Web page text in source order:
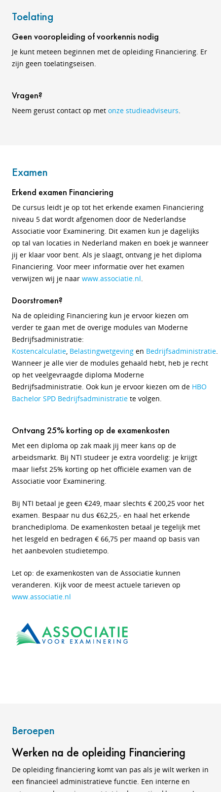
Toelating
Geen vooropleiding of voorkennis nodig
Je kunt meteen beginnen met de opleiding Financiering. Er
zijn geen toelatingseisen.
Vragen?
Neem gerust contact op met onze studieadviseurs.
Examen
Erkend examen Financiering
De cursus leidt je op tot het erkende examen Financiering
niveau 5 dat wordt afgenomen door de Nederlandse
Associatie voor Examinering. Dit examen kun je dagelijks
op tal van locaties in Nederland maken en boek je wanneer
jij er klaar voor bent. Als je slaagt, ontvang je het diploma
Financiering. Voor meer informatie over het examen
verwijzen wij je naar www.associatie.nl.
Doorstromen?
Na de opleiding Financiering kun je ervoor kiezen om
verder te gaan met de overige modules van Moderne
Bedrijfsadministratie:
Kostencalculatie, Belastingwetgeving en Bedrijfsadministratie.
Wanneer je alle vier de modules gehaald hebt, heb je recht
op het veelgevraagde diploma Moderne
Bedrijfsadministratie. Ook kun je ervoor kiezen om de HBO
Bachelor SPD Bedrijfsadministratie te volgen.
Ontvang 25% korting op de examenkosten
Met een diploma op zak maak jij meer kans op de
arbeidsmarkt. Bij NTI studeer je extra voordelig: je krijgt
maar liefst 25% korting op het officiële examen van de
Associatie voor Examinering.
Bij NTI betaal je geen €249, maar slechts € 200,25 voor het
examen. Bespaar nu dus €62,25,- en haal het erkende
branchediploma. De examenkosten betaal je tegelijk met
het lesgeld en bedragen € 66,75 per maand op basis van
het aanbevolen studietempo.
Let op: de examenkosten van de Associatie kunnen
veranderen. Kijk voor de meest actuele tarieven op
www.associatie.nl
Beroepen
Werken na de opleiding Financiering
De opleiding financiering komt van pas als je wilt werken in
een financieel administratieve functie. Een interne en